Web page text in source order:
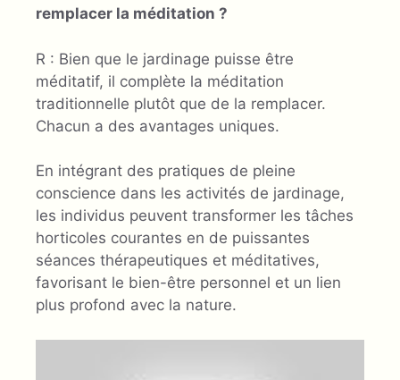
remplacer la méditation ?
R : Bien que le jardinage puisse être
méditatif, il complète la méditation
traditionnelle plutôt que de la remplacer.
Chacun a des avantages uniques.
En intégrant des pratiques de pleine
conscience dans les activités de jardinage,
les individus peuvent transformer les tâches
horticoles courantes en de puissantes
séances thérapeutiques et méditatives,
favorisant le bien-être personnel et un lien
plus profond avec la nature.